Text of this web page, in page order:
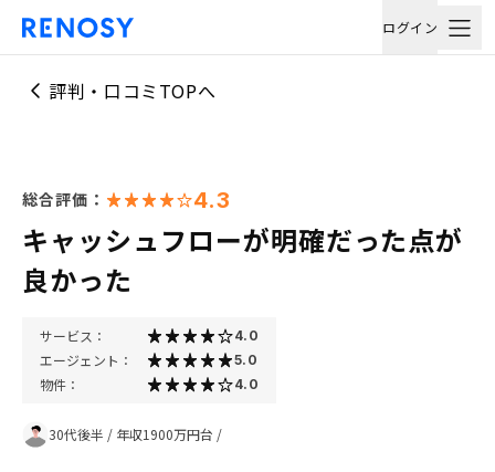
ログイン
評判・口コミTOPへ
総合評価： 4.3
キャッシュフローが明確だった点が
良かった
サービス： 4.0
エージェント： 5.0
物件： 4.0
30代後半 / 年収1900万円台 /